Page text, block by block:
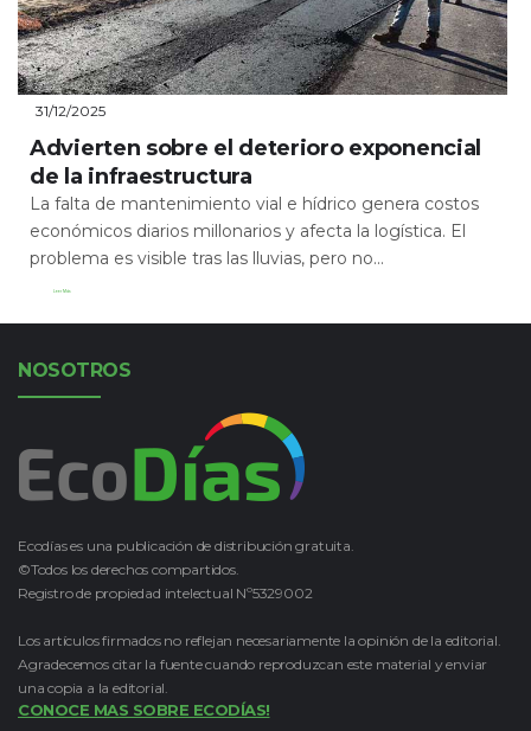
31/12/2025
Advierten sobre el deterioro exponencial
de la infraestructura
La falta de mantenimiento vial e hídrico genera costos
económicos diarios millonarios y afecta la logística. El
problema es visible tras las lluvias, pero no...
Leer Más
NOSOTROS
Ecodías es una publicación de distribución gratuita.
©Todos los derechos compartidos.
Registro de propiedad intelectual Nº5329002
Los artículos firmados no reflejan necesariamente la opinión de la editorial.
Agradecemos citar la fuente cuando reproduzcan este material y enviar
una copia a la editorial.
CONOCE MAS SOBRE ECODÍAS!